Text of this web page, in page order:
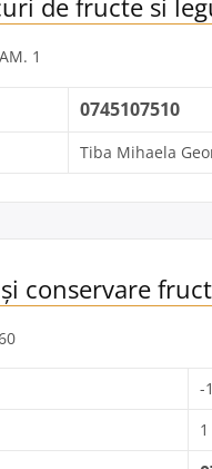
de fructe si
1
0745107510
Tiba Mihaela
conservare
-
1